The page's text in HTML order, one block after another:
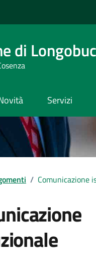
di
Servizi
/ Comunicazione